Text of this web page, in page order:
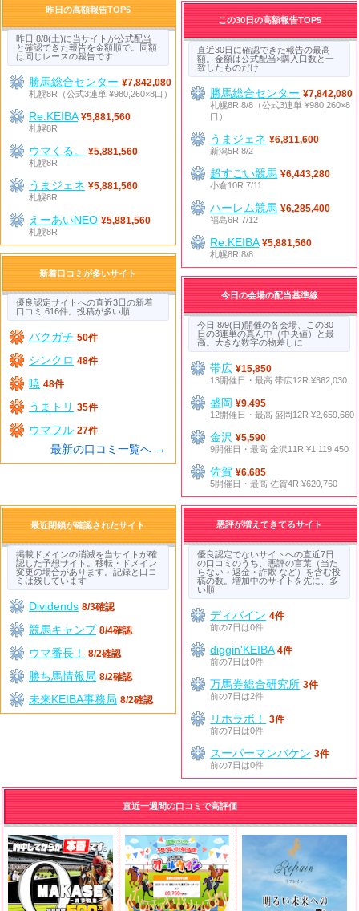
昨日の高額報告TOP5
昨日 8/8(土)に当サイトが公式配当
と確認できた報告を金額順で。同額
は同じレースの報告です
勝馬総合センター ¥7,842,080
札幌8R（公式3連単 ¥980,260×8口）
Re:KEIBA ¥5,881,560
札幌8R
ウマくる。
¥5,881,560
札幌8R
うまジェネ ¥5,881,560
札幌8R
えーあいNEO ¥5,881,560
札幌8R
この30日の高額報告TOP5
直近30日に確認できた報告の最高
額。金額は公式配当×購入口数と一
致したものだけ
勝馬総合センター ¥7,842,080
札幌8R 8/8（公式3連単 ¥980,260×8
口）
うまジェネ ¥6,811,600
新潟5R 8/2
超すごい競馬 ¥6,443,280
小倉10R 7/11
ハーレム競馬 ¥6,285,400
福島6R 7/12
Re:KEIBA ¥5,881,560
札幌8R 8/8
新着口コミが多いサイト
優良認定サイトへの直近3日の新着
口コミ 616件。投稿が多い順
バクガチ 50件
シンクロ 48件
暁 48件
うまトリ 35件
ウマフル 27件
最新の口コミ一覧へ →
今日の会場の配当基準線
今日 8/9(日)開催の各会場、この30
日の3連単の真ん中（中央値）と最
高。大きな数字の物差しに
帯広¥15,850
13開催日・最高 帯広12R ¥362,030
盛岡¥9,495
12開催日・最高 盛岡12R ¥2,659,660
金沢¥5,590
9開催日・最高 金沢11R ¥1,119,450
佐賀¥6,685
5開催日・最高 佐賀4R ¥620,760
悪評が増えてきてるサイト
優良認定でないサイトへの直近7日
の口コミのうち、悪評の言葉（当た
らない・返金・詐欺 など）を含む投
稿の数。増加中のサイトを先に、多
い順
ディバイン 4件
前の7日は0件
diggin'KEIBA 4件
前の7日は0件
万馬券総合研究所 3件
前の7日は2件
リホラボ！
3件
前の7日は0件
スーパーマンバケン 3件
前の7日は0件
最近閉鎖が確認されたサイト
掲載ドメインの消滅を当サイトが確
認した予想サイト。移転・ドメイン
変更の場合があります。記録と口コ
ミは残しています
Dividends 8/3確認
競馬キャンプ 8/4確認
ウマ番長！ 8/2確認
勝ち馬情報局 8/2確認
未来KEIBA事務局 8/2確認
直近一週間の口コミで高評価